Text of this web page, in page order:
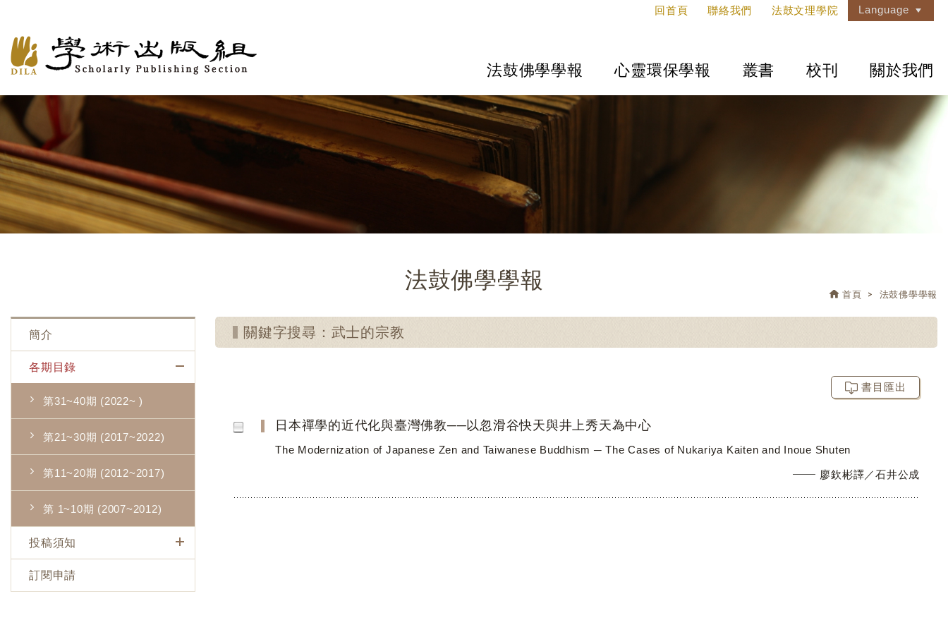
回首頁 聯絡我們 法鼓文理學院 Language
法鼓佛學學報 心靈環保學報 叢書 校刊 關於我們
法鼓佛學學報
首頁 法鼓佛學學報
簡介
各期目錄
第31~40期 (2022~ )
第21~30期 (2017~2022)
第11~20期 (2012~2017)
第 1~10期 (2007~2012)
投稿須知
訂閱申請
關鍵字搜尋：武士的宗教
書目匯出
日本禪學的近代化與臺灣佛教──以忽滑谷快天與井上秀天為中心
The Modernization of Japanese Zen and Taiwanese Buddhism ─ The Cases of Nukariya Kaiten and Inoue Shuten
廖欽彬譯／石井公成